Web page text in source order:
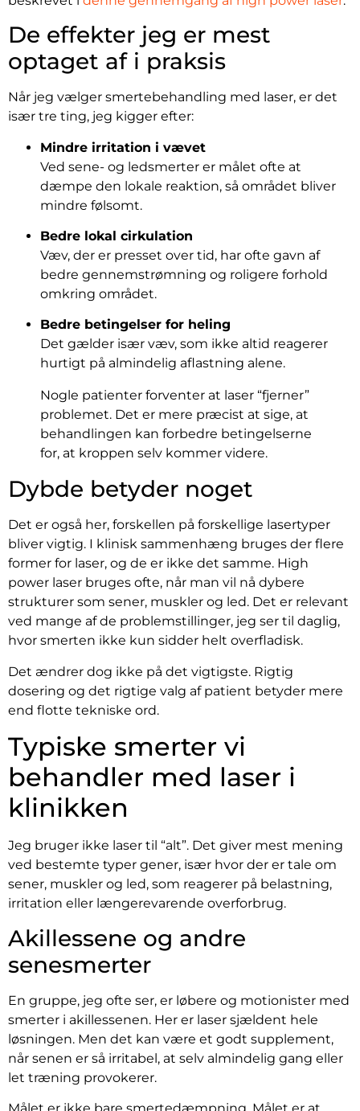
De effekter jeg er mest
optaget af i praksis
Når jeg vælger smertebehandling med laser, er det
især tre ting, jeg kigger efter:
Mindre irritation i vævet
Ved sene- og ledsmerter er målet ofte at
dæmpe den lokale reaktion, så området bliver
mindre følsomt.
Bedre lokal cirkulation
Væv, der er presset over tid, har ofte gavn af
bedre gennemstrømning og roligere forhold
omkring området.
Bedre betingelser for heling
Det gælder især væv, som ikke altid reagerer
hurtigt på almindelig aflastning alene.
Nogle patienter forventer at laser “fjerner”
problemet. Det er mere præcist at sige, at
behandlingen kan forbedre betingelserne
for, at kroppen selv kommer videre.
Dybde betyder noget
Det er også her, forskellen på forskellige lasertyper
bliver vigtig. I klinisk sammenhæng bruges der flere
former for laser, og de er ikke det samme. High
power laser bruges ofte, når man vil nå dybere
strukturer som sener, muskler og led. Det er relevant
ved mange af de problemstillinger, jeg ser til daglig,
hvor smerten ikke kun sidder helt overfladisk.
Det ændrer dog ikke på det vigtigste. Rigtig
dosering og det rigtige valg af patient betyder mere
end flotte tekniske ord.
Typiske smerter vi
behandler med laser i
klinikken
Jeg bruger ikke laser til “alt”. Det giver mest mening
ved bestemte typer gener, især hvor der er tale om
sener, muskler og led, som reagerer på belastning,
irritation eller længerevarende overforbrug.
Akillessene og andre
senesmerter
En gruppe, jeg ofte ser, er løbere og motionister med
smerter i akillessenen. Her er laser sjældent hele
løsningen. Men det kan være et godt supplement,
når senen er så irritabel, at selv almindelig gang eller
let træning provokerer.